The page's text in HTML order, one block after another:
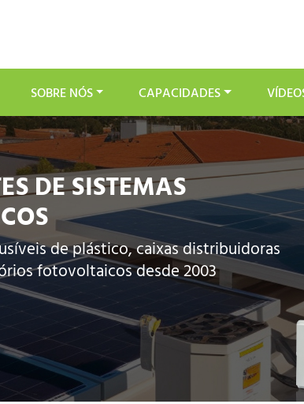
SOBRE NÓS CAPACIDADES
DE SISTEMAS
de plástico, caixas distribuidoras
fotovoltaicos desde 2003